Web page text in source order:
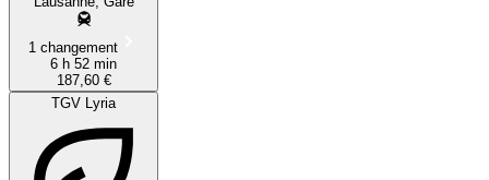
1 changement
6 h 52 min
187,60 €
TGV Lyria